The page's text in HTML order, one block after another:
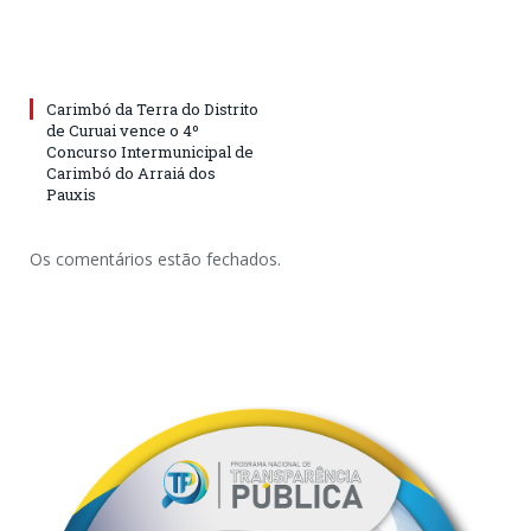
Carimbó da Terra do Distrito
de Curuai vence o 4º
Concurso Intermunicipal de
Carimbó do Arraiá dos
Pauxis
Os comentários estão fechados.